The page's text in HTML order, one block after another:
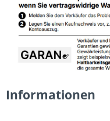
Informationen